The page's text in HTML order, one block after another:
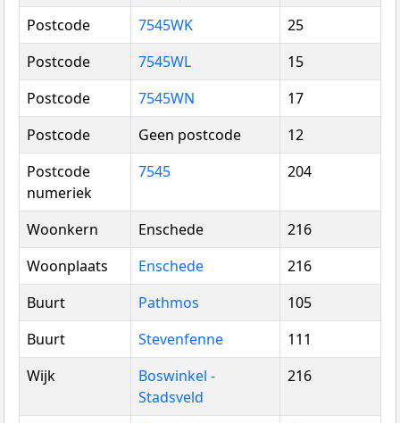
Postcode
7545WK
25
Postcode
7545WL
15
Postcode
7545WN
17
Postcode
Geen postcode
12
Postcode
numeriek
7545 204
Woonkern Enschede
216
Woonplaats
Enschede
216
Buurt
Pathmos
105
Buurt
Stevenfenne
111
Wijk
Boswinkel -
Stadsveld
216